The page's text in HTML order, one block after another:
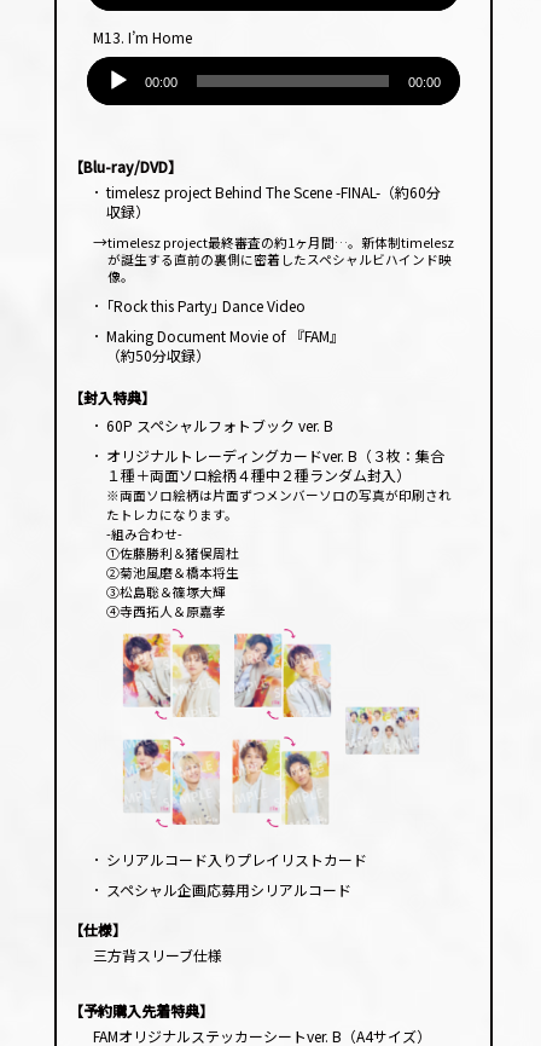
レー
ヤー
M13. I’m Home
ヤー
00:00 00:00
【Blu-ray/DVD】
･ timelesz project Behind The Scene -FINAL-（約60分
収録）
→timelesz project最終審査の約1ヶ月間…。新体制timelesz
が誕生する直前の裏側に密着したスペシャルビハインド映
像。
･ ｢Rock this Party｣ Dance Video
･ Making Document Movie of 『FAM』
（約50分収録）
【封入特典】
･ 60P スペシャルフォトブック ver. B
･ オリジナルトレーディングカードver. B（３枚：集合
１種＋両面ソロ絵柄４種中２種ランダム封入）
※両面ソロ絵柄は片面ずつメンバーソロの写真が印刷され
たトレカになります。
-組み合わせ-
①佐藤勝利＆猪俣周杜
②菊池風磨＆橋本将生
③松島聡＆篠塚大輝
④寺西拓人＆原嘉孝
･ シリアルコード入りプレイリストカード
･ スペシャル企画応募用シリアルコード
【仕様】
三方背スリーブ仕様
【予約購入先着特典】
FAMオリジナルステッカーシートver. B（A4サイズ）